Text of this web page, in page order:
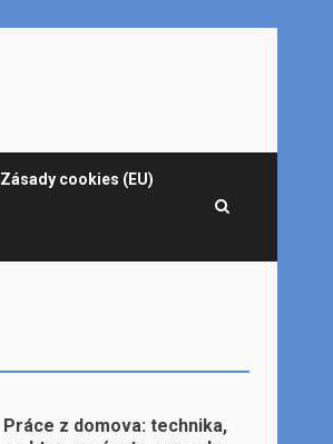
Zásady cookies (EU)
Práce z domova: technika,